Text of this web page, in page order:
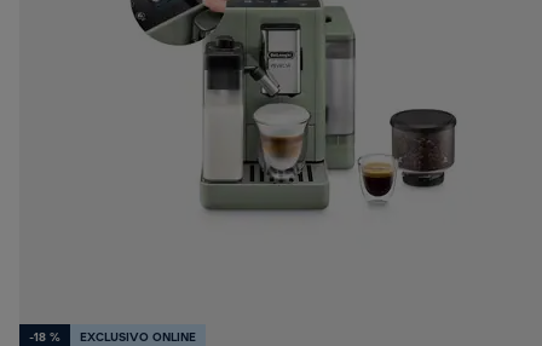
-18 % EXCLUSIVO ONLINE